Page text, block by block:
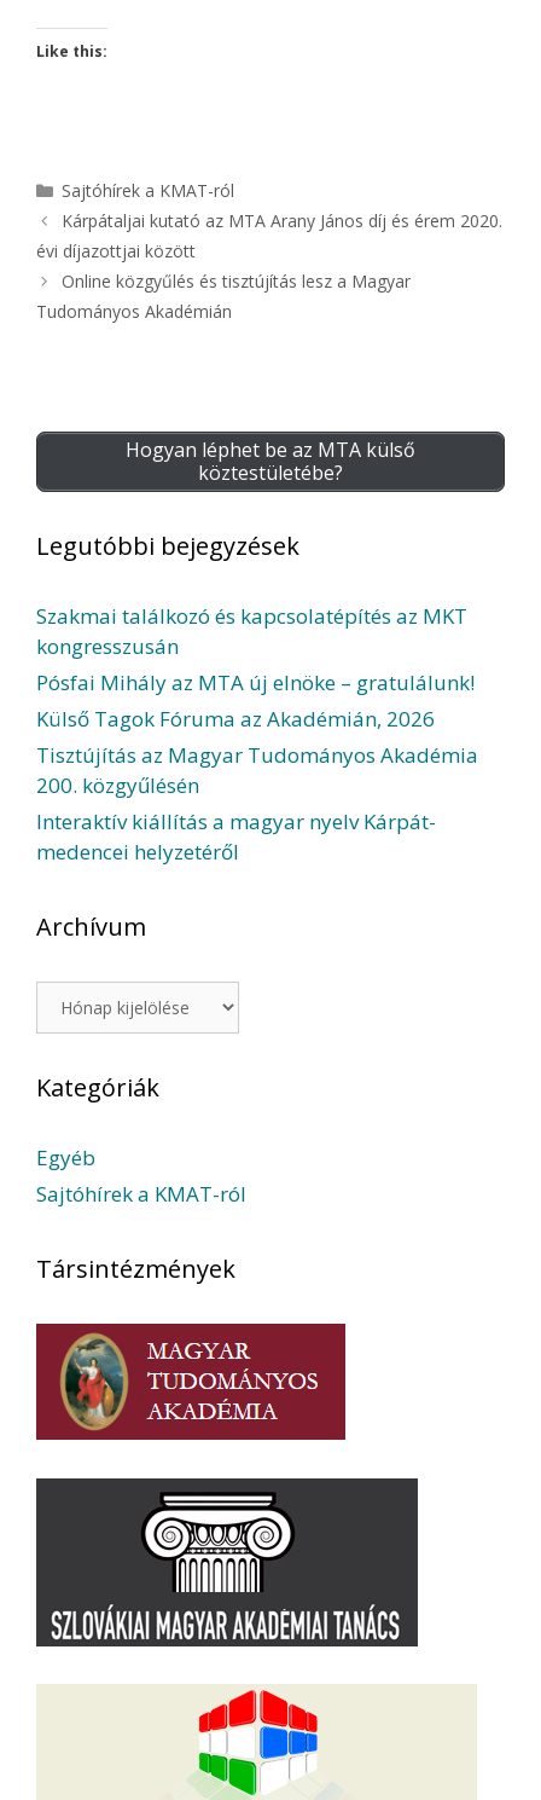
Like this:
Kategória
Sajtóhírek a KMAT-ról
Kárpátaljai kutató az MTA Arany János díj és érem 2020.
évi díjazottjai között
Online közgyűlés és tisztújítás lesz a Magyar
Tudományos Akadémián
Hogyan léphet be az MTA külső
köztestületébe?
Legutóbbi bejegyzések
Szakmai találkozó és kapcsolatépítés az MKT
kongresszusán
Pósfai Mihály az MTA új elnöke – gratulálunk!
Külső Tagok Fóruma az Akadémián, 2026
Tisztújítás az Magyar Tudományos Akadémia
200. közgyűlésén
Interaktív kiállítás a magyar nyelv Kárpát-
medencei helyzetéről
Archívum
Archívum
Kategóriák
Egyéb
Sajtóhírek a KMAT-ról
Társintézmények